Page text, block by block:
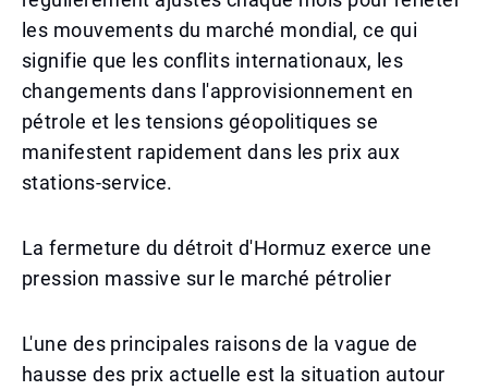
les mouvements du marché mondial, ce qui
signifie que les conflits internationaux, les
changements dans l'approvisionnement en
pétrole et les tensions géopolitiques se
manifestent rapidement dans les prix aux
stations-service.
La fermeture du détroit d'Hormuz exerce une
pression massive sur le marché pétrolier
L'une des principales raisons de la vague de
hausse des prix actuelle est la situation autour